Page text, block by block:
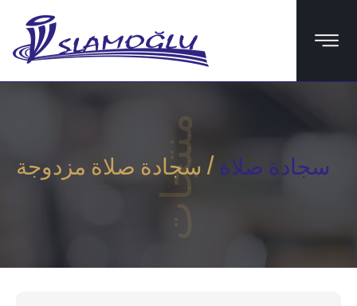
منتجات سجادة صلاة/ سجادة صلاة مزدوجة